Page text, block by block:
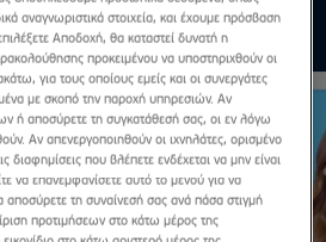
Δες τα όλα
αναγνωριστικά στοιχεία, και έχουμε πρόσβαση
Αποδοχή, θα καταστεί δυνατή η
προκειμένου να υποστηριχθούν οι
για τους οποίους εμείς και οι συνεργάτες
με σκοπό την παροχή υπηρεσιών. Αν
ή αποσύρετε τη συγκατάθεσή σας, οι εν λόγω
Αν απενεργοποιηθούν οι ιχνηλάτες, ορισμένο
διαφημίσεις που βλέπετε ενδέχεται να μην είναι
να επανεμφανίσετε αυτό το μενού για να
αποσύρετε τη συναίνεσή σας ανά πάσα στιγμή
προτιμήσεων στο κάτω μέρος της